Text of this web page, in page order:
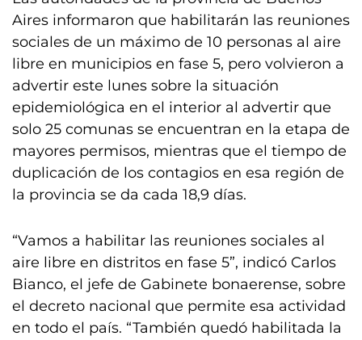
Aires informaron que habilitarán las reuniones
sociales de un máximo de 10 personas al aire
libre en municipios en fase 5, pero volvieron a
advertir este lunes sobre la situación
epidemiológica en el interior al advertir que
solo 25 comunas se encuentran en la etapa de
mayores permisos, mientras que el tiempo de
duplicación de los contagios en esa región de
la provincia se da cada 18,9 días.
“Vamos a habilitar las reuniones sociales al
aire libre en distritos en fase 5”, indicó Carlos
Bianco, el jefe de Gabinete bonaerense, sobre
el decreto nacional que permite esa actividad
en todo el país. “También quedó habilitada la